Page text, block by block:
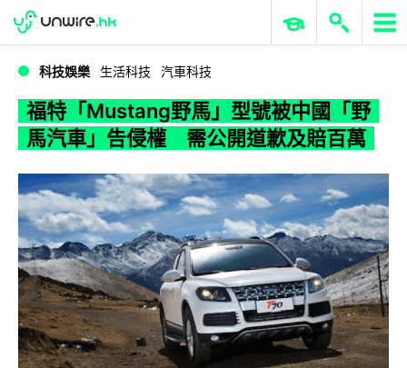
WWDC 2026 ERP 與商業 AI
科技娛樂 生活科技 汽車科技
福特「Mustang野馬」型號被中國「野
馬汽車」告侵權 需公開道歉及賠百萬